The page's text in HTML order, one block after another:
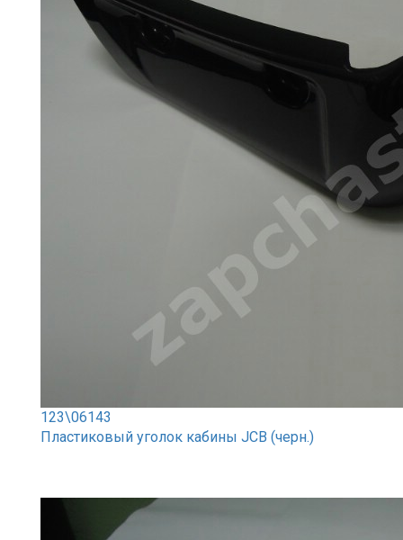
123\06143
Пластиковый уголок кабины JCB (черн.)